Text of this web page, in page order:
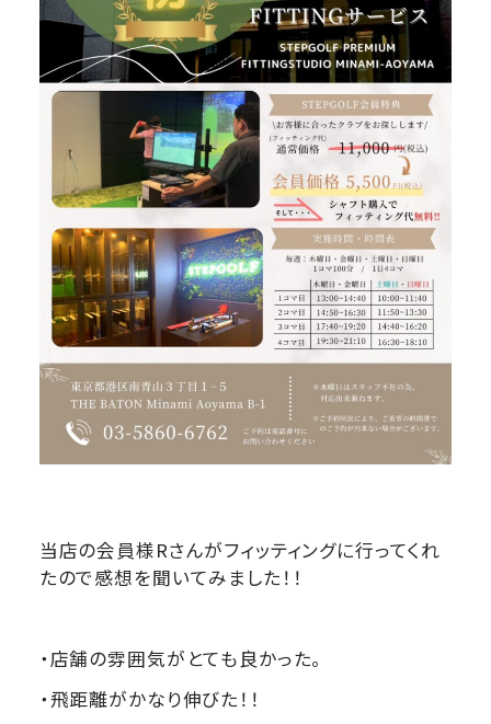
当店の会員様Rさんがフィッティングに行ってくれ
たので感想を聞いてみました！！
・店舗の雰囲気がとても良かった。
・飛距離がかなり伸びた！！